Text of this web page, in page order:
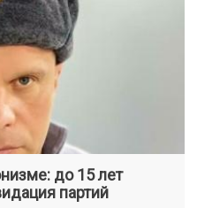
до 15 лет
партий